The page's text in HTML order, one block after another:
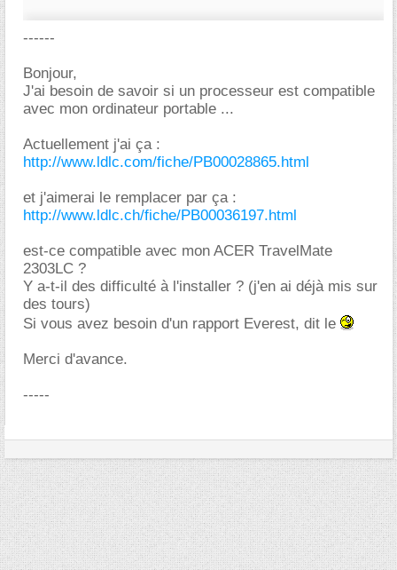
------
Bonjour,
J'ai besoin de savoir si un processeur est compatible
avec mon ordinateur portable ...
Actuellement j'ai ça :
http://www.ldlc.com/fiche/PB00028865.html
et j'aimerai le remplacer par ça :
http://www.ldlc.ch/fiche/PB00036197.html
est-ce compatible avec mon ACER TravelMate
2303LC ?
Y a-t-il des difficulté à l'installer ? (j'en ai déjà mis sur
des tours)
Si vous avez besoin d'un rapport Everest, dit le
Merci d'avance.
-----